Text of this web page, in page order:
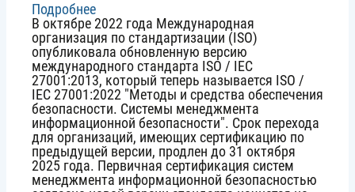
проведение
выездного
семинара
Подробнее
В
конце
октября
органами
по
сертификации
запускается
процесс
перехода
на
новую
версию
В октябре 2022 года Международная
организация по стандартизации (ISO)
опубликовала обновленную версию
международного стандарта ISO / IEC
27001:2013, который теперь называется ISO /
IEC 27001:2022 "Методы и средства обеспечения
безопасности. Системы менеджмента
информационной безопасности". Срок перехода
для организаций, имеющих сертификацию по
предыдущей версии, продлен до 31 октября
2025 года. Первичная сертификация систем
менеджмента информационной безопасностью